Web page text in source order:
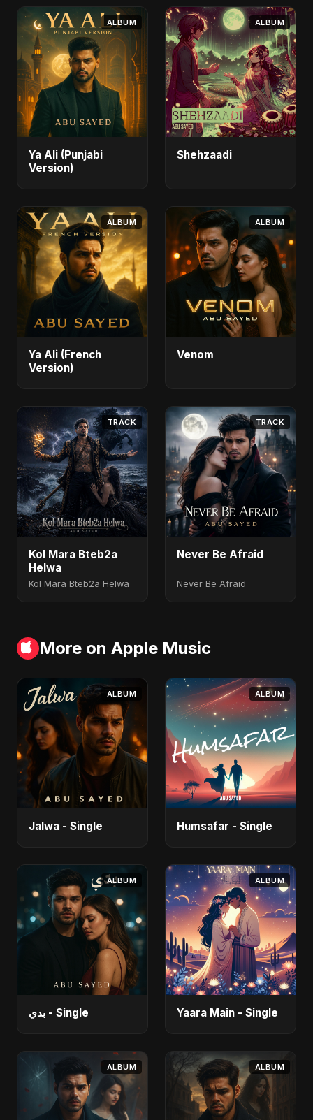
ALBUM
Ya Ali (Punjabi
Version)
ALBUM
Shehzaadi
ALBUM
Ya Ali (French
Version)
ALBUM
Venom
TRACK
Kol Mara Bteb2a
Helwa
Kol Mara Bteb2a Helwa
TRACK
Never Be Afraid
Never Be Afraid
More on Apple Music
ALBUM
Jalwa - Single
ALBUM
Humsafar - Single
ALBUM
بدي - Single
ALBUM
Yaara Main - Single
ALBUM ALBUM